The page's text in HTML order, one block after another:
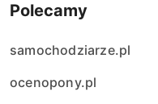
Polecamy
samochodziarze.pl
ocenopony.pl